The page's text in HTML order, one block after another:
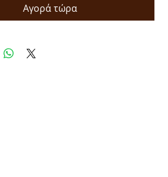
Αγορά τώρα